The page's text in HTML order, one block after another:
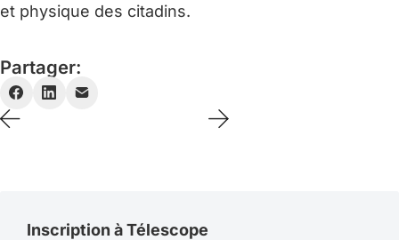
et physique des citadins.
Partager:
Inscription à Télescope